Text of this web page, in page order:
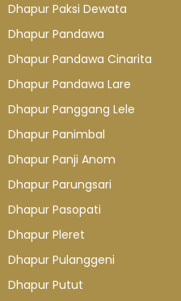
Dhapur Paksi Dewata
Dhapur Pandawa
Dhapur Pandawa Cinarita
Dhapur Pandawa Lare
Dhapur Panggang Lele
Dhapur Panimbal
Dhapur Panji Anom
Dhapur Parungsari
Dhapur Pasopati
Dhapur Pleret
Dhapur Pulanggeni
Dhapur Putut